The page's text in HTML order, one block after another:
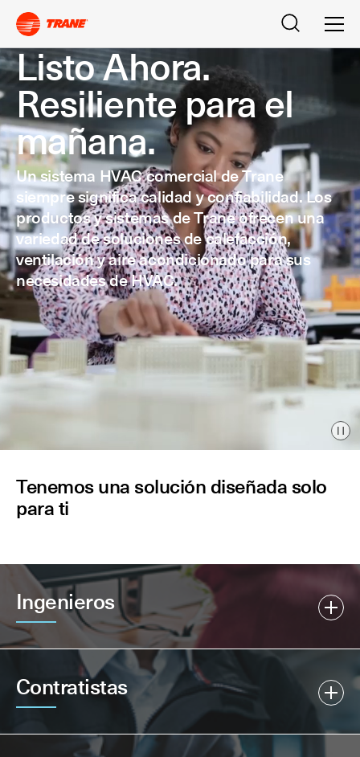
Buscar
Listo Ahora.
Resiliente para el
mañana.
Un sistema HVAC comercial de Trane
siempre significa calidad y confiabilidad. Los
productos y sistemas de Trane ofrecen una
variedad de soluciones de calefacción,
ventilación y aire acondicionado para sus
necesidades de HVAC.
Tenemos una solución diseñada solo
para ti
Ingenieros
Contratistas